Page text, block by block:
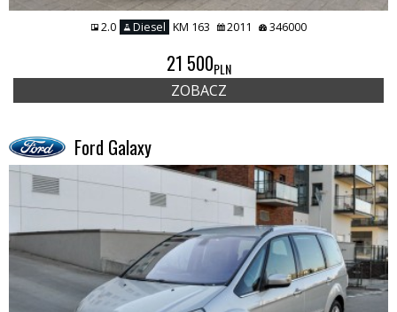
2.0 Diesel KM 163 2011 346000
21 500PLN
ZOBACZ
Ford Galaxy